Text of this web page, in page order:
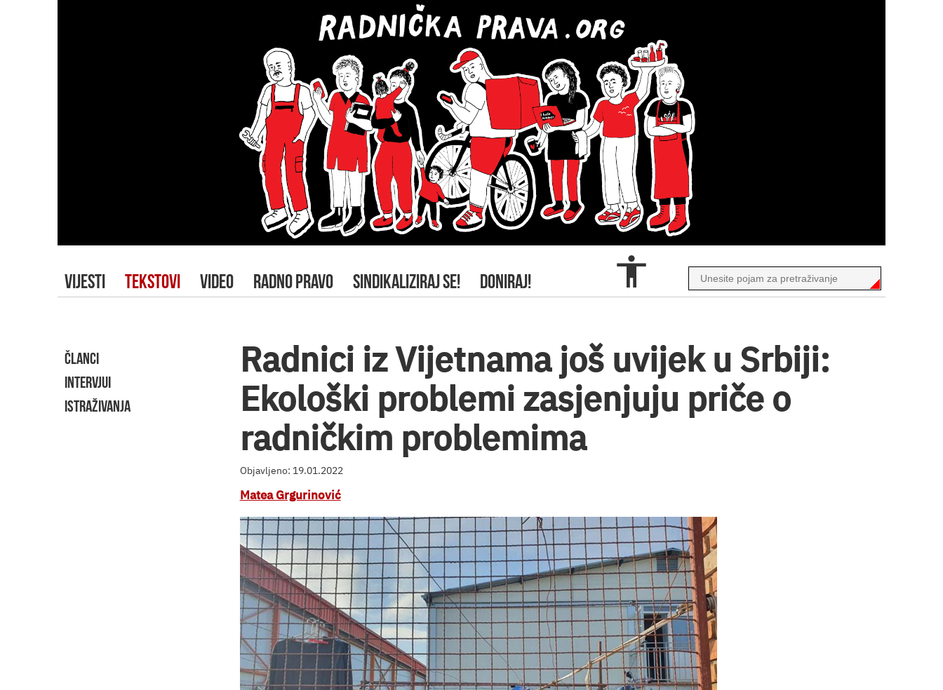
VIJESTI TEKSTOVI VIDEO RADNO PRAVO SINDIKALIZIRAJ SE! DONIRAJ!
ČLANCI
INTERVJUI
ISTRAŽIVANJA
Radnici iz Vijetnama još uvijek u Srbiji:
Ekološki problemi zasjenjuju priče o
radničkim problemima
Objavljeno: 19.01.2022
Matea Grgurinović